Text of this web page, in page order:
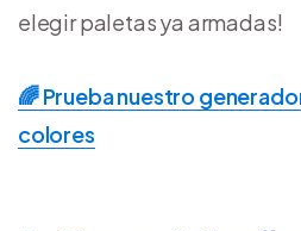
elegir paletas ya armadas!
🌈 ​Prueba nuestro
colores